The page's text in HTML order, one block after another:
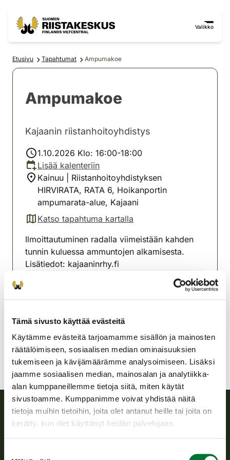
Tämä sivusto käyttää evästeitä
Käytämme evästeitä tarjoamamme sisällön ja mainosten
räätälöimiseen, sosiaalisen median ominaisuuksien
tukemiseen ja kävijämäärämme analysoimiseen. Lisäksi
jaamme sosiaalisen median, mainosalan ja analytiikka-
alan kumppaneillemme tietoja siitä, miten käytät
sivustoamme. Kumppanimme voivat yhdistää näitä
tietoja muihin tietoihin, joita olet antanut heille tai joita on
kerätty, kun olet käyttänyt heidän palvelujaan.
Valikko
Etusivu Tapahtumat Ampumakoe
Ampumakoe
Kajaanin riistanhoitoyhdistys
1.10.2026 Klo: 16:00-18:00
Lisää kalenteriin
Kainuu | Riistanhoitoyhdistyksen
HIRVIRATA, RATA 6, Hoikanportin
ampumarata-alue, Kajaani
Katso tapahtuma kartalla
(avautuu uuteen välilehteen)
Ilmoittautuminen radalla viimeistään kahden
tunnin kuluessa ammuntojen alkamisesta.
Lisätiedot: kajaaninrhy.fi
Kainuu
kajaani@rhy.riista.fi
Suomen riistakeskus